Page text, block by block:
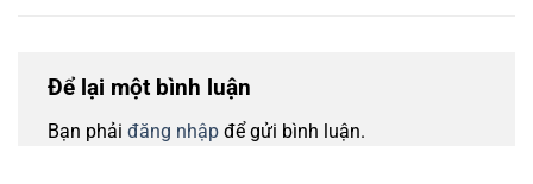
Để lại một bình luận
Bạn phải đăng nhập để gửi bình luận.